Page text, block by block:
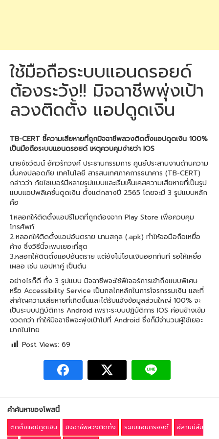
ใช้มือถือระบบแอนดรอยด์
ต้องระวัง!! มิจฉาชีพพุ่งเป้า
ลวงติดตั้ง แอปดูดเงิน
TB-CERT ชี้ความเสียหายที่ถูกมิจฉาชีพลวงติดตั้งแอปดูดเงิน 100%
เป็นมือถือระบบแอนดรอยด์ เหตุควบคุมง่ายว่า IOS
นายชัชวัฒน์ อัศวรักวงศ์ ประธานกรรมการ ศูนย์ประสานงานด้านความ
มั่นคงปลอดภัย เทคโนโลยี สารสนเทศภาคการธนาคาร (TB-CERT)
กล่าวว่า ภัยไซเบอร์มีหลายรูปแบบและเริ่มเห็นเคสความเสียหายที่เป็นรูป
แบบแอปพลิเคชั่นดูดเงิน ตั้งแต่กลางปี 2565 โดยจะมี 3 รูปแบบหลัก
คือ
1.หลอกให้ติดตั้งแอปรีโมตที่ถูกต้องจาก Play Store เพื่อควบคุม
โทรศัพท์
2.หลอกให้ติดตั้งแอปอันตราย นามสกุล (.apk) ทำให้จอมือถือเหยื่อ
ค้าง ซึ่งวิธีนี้จะพบเยอะที่สุด
3.หลอกให้ติดตั้งแอปอันตราย แต่ยังไม่โอนเงินออกทันที รอให้เหยื่อ
เผลอ เช่น แอปหาคู่ เป็นต้น
อย่างไรก็ดี ทั้ง 3 รูปแบบ มิจฉาชีพจะใช้ฟีเจอร์การเข้าถึงแบบพิเศษ
หรือ Accessibility Service เป็นกลไกหลักในการโจรกรรมเงิน และที่
สำคัญความเสียหายที่เกิดขึ้นและได้รับแจ้งข้อมูลส่วนใหญ่ 100% จะ
เป็นระบบปฏิบัติการ Android เพราะระบบปฏิบัติการ IOS ค่อนข้างเข้ม
งวดกว่า ทำให้มิจฉาชีพจะพุ่งเป้าไปที่ Android ซึ่งก็มีจำนวนผู้ใช้เยอะ
มากในไทย
Post Views: 69
คำค้นหาของโพสนี้
ติดตั้งแอปดูดเงิน มิจฉาชีพลวงติดตั้ง ระบบแอนดรอยด์
อีสานบ่ลืม